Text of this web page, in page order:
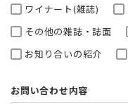
ワイナート(雑誌)
その他の雑誌・誌面
お知り合いの紹介
お問い合わせ内容